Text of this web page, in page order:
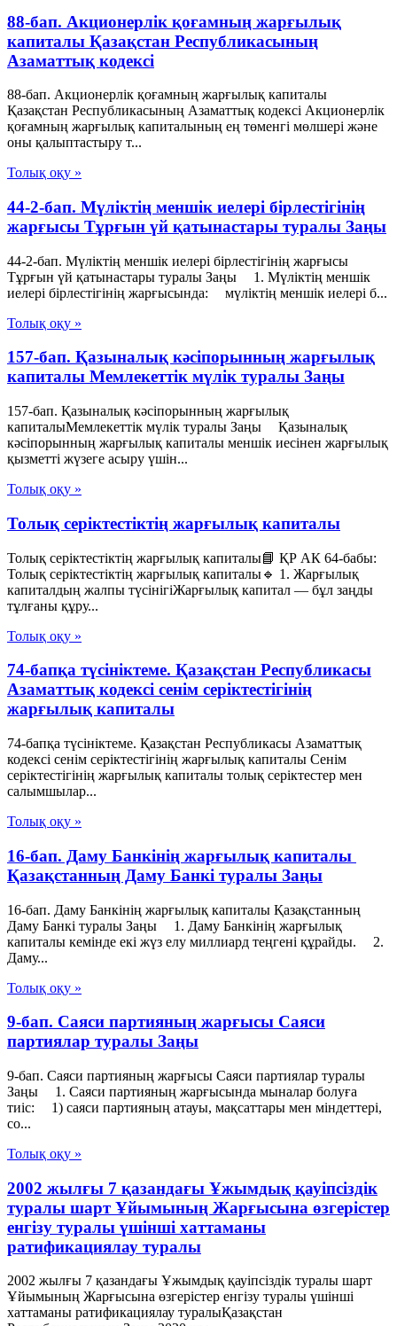
88-бап. Акционерлiк қоғамның жарғылық
капиталы Қазақстан Республикасының
Азаматтық кодексi
88-бап. Акционерлiк қоғамның жарғылық капиталы
Қазақстан Республикасының Азаматтық кодексi Акционерлiк
қоғамның жарғылық капиталының ең төменгi мөлшерi және
оны қалыптастыру т...
Толық оқу »
44-2-бап. Мүліктің меншік иелері бірлестігінің
жарғысы Тұрғын үй қатынастары туралы Заңы
44-2-бап. Мүліктің меншік иелері бірлестігінің жарғысы
Тұрғын үй қатынастары туралы Заңы 1. Мүліктің меншік
иелері бірлестігінің жарғысында: мүліктің меншік иелері б...
Толық оқу »
157-бап. Қазыналық кәсіпорынның жарғылық
капиталы Мемлекеттік мүлік туралы Заңы
157-бап. Қазыналық кәсіпорынның жарғылық
капиталыМемлекеттік мүлік туралы Заңы Қазыналық
кәсіпорынның жарғылық капиталы меншік иесінен жарғылық
қызметті жүзеге асыру үшін...
Толық оқу »
Толық серіктестіктің жарғылық капиталы
Толық серіктестіктің жарғылық капиталы📘 ҚР АК 64-бабы:
Толық серіктестіктің жарғылық капиталы🔹 1. Жарғылық
капиталдың жалпы түсінігіЖарғылық капитал — бұл заңды
тұлғаны құру...
Толық оқу »
74-бапқа түсініктеме. Қазақстан Республикасы
Азаматтық кодексі сенім серіктестігінің
жарғылық капиталы
74-бапқа түсініктеме. Қазақстан Республикасы Азаматтық
кодексі сенім серіктестігінің жарғылық капиталы Сенім
серіктестігінің жарғылық капиталы толық серіктестер мен
салымшылар...
Толық оқу »
16-бап. Даму Банкiнiң жарғылық капиталы
Қазақстанның Даму Банкі туралы Заңы
16-бап. Даму Банкiнiң жарғылық капиталы Қазақстанның
Даму Банкі туралы Заңы 1. Даму Банкінің жарғылық
капиталы кемінде екі жүз елу миллиард теңгені құрайды. 2.
Даму...
Толық оқу »
9-бап. Саяси партияның жарғысы Саяси
партиялар туралы Заңы
9-бап. Саяси партияның жарғысы Саяси партиялар туралы
Заңы 1. Саяси партияның жарғысында мыналар болуға
тиiс: 1) саяси партияның атауы, мақсаттары мен мiндеттерi,
со...
Толық оқу »
2002 жылғы 7 қазандағы Ұжымдық қауіпсіздік
туралы шарт Ұйымының Жарғысына өзгерістер
енгізу туралы үшінші хаттаманы
ратификациялау туралы
2002 жылғы 7 қазандағы Ұжымдық қауіпсіздік туралы шарт
Ұйымының Жарғысына өзгерістер енгізу туралы үшінші
хаттаманы ратификациялау туралыҚазақстан